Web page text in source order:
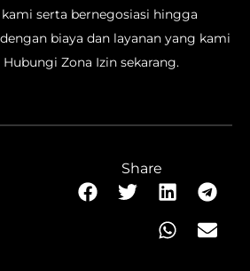
serta bernegosiasi hingga
biaya dan layanan yang kami
Zona Izin sekarang.
Share